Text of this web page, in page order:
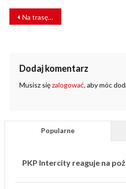
NAWIGACJA
WPISU
Na trasę Świdnica – Jedlina-Zdrój wróciły pociągi
Dodaj komentarz
Musisz sięzalogować, aby móc
Popularne
PKP Intercity reaguje na